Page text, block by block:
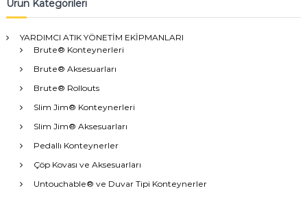
Ürün Kategorileri
YARDIMCI ATIK YÖNETİM EKİPMANLARI
Brute® Konteynerleri
Brute® Aksesuarları
Brute® Rollouts
Slim Jim® Konteynerleri
Slim Jim® Aksesuarları
Pedallı Konteynerler
Çöp Kovası ve Aksesuarları
Untouchable® ve Duvar Tipi Konteynerler